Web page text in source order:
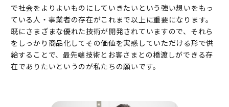
で社会をよりよいものにしていきたいという強い想いをもっ
ている人・事業者の存在がこれまで以上に重要になります。
既にさまざまな優れた技術が開発されていますので、それら
をしっかり商品化してその価値を実感していただける形で供
給することで、最先端技術とお客さまとの橋渡しができる存
在でありたいというのが私たちの願いです。